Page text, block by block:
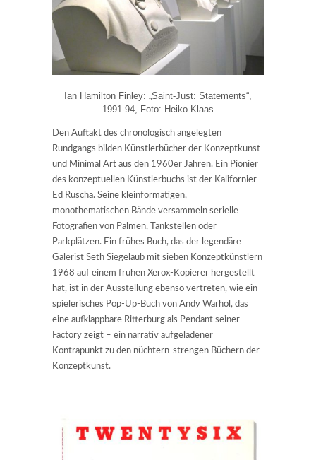
Ian Hamilton Finley: „Saint-Just: Statements“,
1991-94, Foto: Heiko Klaas
Den Auftakt des chronologisch angelegten
Rundgangs bilden Künstlerbücher der Konzeptkunst
und Minimal Art aus den 1960er Jahren. Ein Pionier
des konzeptuellen Künstlerbuchs ist der Kalifornier
Ed Ruscha. Seine kleinformatigen,
monothematischen Bände versammeln serielle
Fotografien von Palmen, Tankstellen oder
Parkplätzen. Ein frühes Buch, das der legendäre
Galerist Seth Siegelaub mit sieben Konzeptkünstlern
1968 auf einem frühen Xerox-Kopierer hergestellt
hat, ist in der Ausstellung ebenso vertreten, wie ein
spielerisches Pop-Up-Buch von Andy Warhol, das
eine aufklappbare Ritterburg als Pendant seiner
Factory zeigt – ein narrativ aufgeladener
Kontrapunkt zu den nüchtern-strengen Büchern der
Konzeptkunst.